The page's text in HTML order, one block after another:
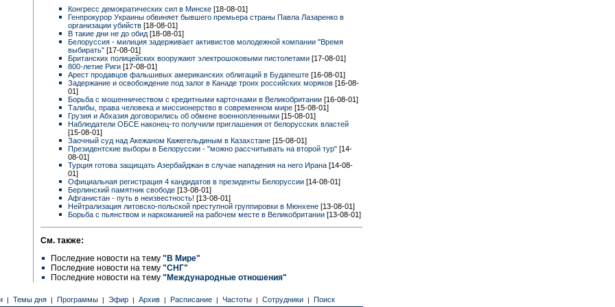
Конгресс демократических сил в Минске [18-08-01]
Генпрокурор Украины обвиняет бывшего премьера страны Павла Лазаренко в
организации убийств [18-08-01]
В такие дни не до обид [18-08-01]
Белоруссия - милиция задерживает активистов молодежной компании "Время
выбирать" [17-08-01]
Британских полицейских вооружают электрошоковыми пистолетами [17-08-01]
800-летие Риги [17-08-01]
Арест продавцов фальшивых американских облигаций в Будапеште [16-08-01]
Задержание и освобождение под залог в Канаде троих российских моряков [16-08-
01]
Борьба с мошенничеством с кредитными карточками в Великобритании [16-08-01]
Талибы, права человека и миссионерство в современном мире [15-08-01]
Грузия и Абхазия договорились об обмене военнопленными [15-08-01]
Наблюдатели ОБСЕ наконец-то получили приглашения от белорусских властей
[15-08-01]
Заочный суд над Акежаном Кажегельдиным в Казахстане [15-08-01]
Президентские выборы в Белоруссии - "можно рассчитывать на второй тур" [14-
08-01]
Турция готова защищать Азербайджан в случае нападения на него Ирана [14-08-
01]
Официальная регистрация 4 кандидатов в президенты Белоруссии [14-08-01]
Берлинский памятник свободе [13-08-01]
Афганистан - путь в неизвестность! [13-08-01]
Нейтрализация литовско-польской преступной группировки в Мюнхене [13-08-01]
Борьба с пьянством и наркоманией на рабочем месте в Великобритании [13-08-01]
См. также:
Последние новости на тему "В Мире"
Последние новости на тему "СНГ"
Последние новости на тему "Международные отношения"
| Темы дня | Программы | Эфир | Архив | Расписание | Частоты | Сотрудники | Поиск